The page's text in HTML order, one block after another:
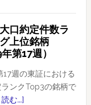
口約定件数ラ
上位銘柄
年第17週）
17週の東証における
ンクTop3の銘柄で
む...]